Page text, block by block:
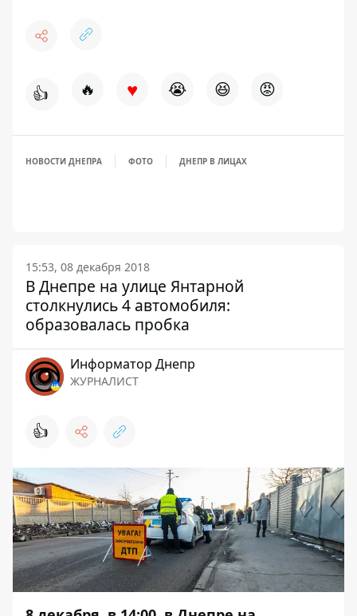
👍 🔥 ♥ 😭 😆 😡
НОВОСТИ ДНЕПРА ФОТО ДНЕПР В ЛИЦАХ
15:53, 08 декабря 2018
В Днепре на улице Янтарной
столкнулись 4 автомобиля:
образовалась пробка
Информатор Днепр
ЖУРНАЛИСТ
👍